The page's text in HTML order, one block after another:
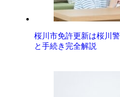
桜川市免許更新は桜川
と手続き完全解説